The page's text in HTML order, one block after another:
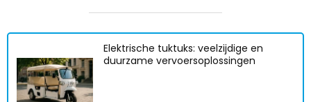
Elektrische tuktuks: veelzijdige en
duurzame vervoersoplossingen